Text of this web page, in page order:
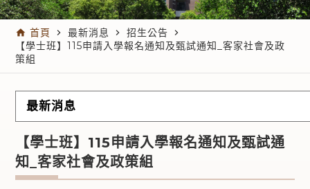
home 首頁 navigate_next 最新消息 navigate_next 招生公告 navigate_next
【學士班】115申請入學報名通知及甄試通知_客家社會及政
策組
最新消息
【學士班】115申請入學報名通知及甄試通
知_客家社會及政策組